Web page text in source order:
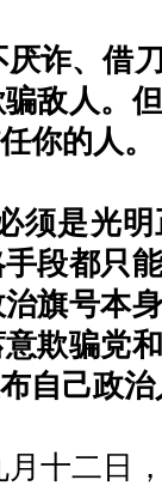
诈、借
敌人。
你的人。
须是光
段都只
旗号本
欺骗党
自己政
十二日